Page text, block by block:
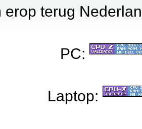
erop terug
PC:
Laptop: